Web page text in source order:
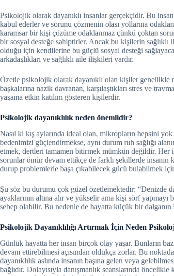
Psikolojik olarak dayanıklı insanlar gerçekçidir. Bu
kabul ederler ve sorunu çözmenin olası yollarına
karamsar bir kişi çözüme odaklanmaz çünkü çoktan
bir sosyal desteğe sahiptirler. Ancak bu kişilerin
olduğu için kendilerine bu güçlü sosyal desteği
arkadaşlıkları ve sağlıklı aile ilişkileri vardır.
Özetle psikolojik olarak dayanıklı olan kişiler
başkalarına nazik davranan, karşılaştıkları stres ve
yaşama etkin katılım gösteren kişilerdir.
Psikolojik dayanıklılık neden önemlidir?
Nasıl ki kış aylarında ideal olan, mikropların hepsini
bedenimizi güçlendirmekse, aynı durum ruh sağlığı
etmek, dertleri tamamen bitirmek mümkün değildir. Her
sorunlar ömür devam ettikçe de farklı şekillerde insanın
durup problemlerle başa çıkabilecek gücü bulabilmek
Şu söz bu durumu çok güzel özetlemektedir: “Denizde
ayaklarının altına alır ve yükselir ama kişi sörf
sebep olabilir. Bu nedenle de hayatta küçük bir dalganın
Psikolojik Dayanıklılığı Artırmak İçin Neden
Günlük hayatta her insan birçok olay yaşar. Bunların
devam ettirebilmesi açısından oldukça zorlar. Bu
dayanıklılık aslında insanın başına gelen veya
bağlıdır. Dolayısıyla danışmanlık seanslarında